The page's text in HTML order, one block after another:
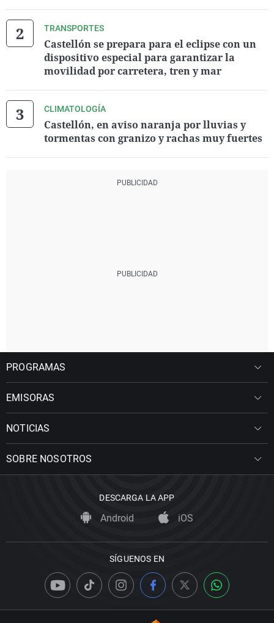
TRANSPORTES
Castellón se prepara para el eclipse con un
dispositivo especial para garantizar la
movilidad por carretera, tren y mar
CLIMATOLOGÍA
Castellón, en aviso naranja por lluvias y
tormentas con granizo y rachas muy fuertes
PROGRAMAS
EMISORAS
NOTICIAS
SOBRE NOSOTROS
DESCARGA LA APP
Android iOS
SÍGUENOS EN